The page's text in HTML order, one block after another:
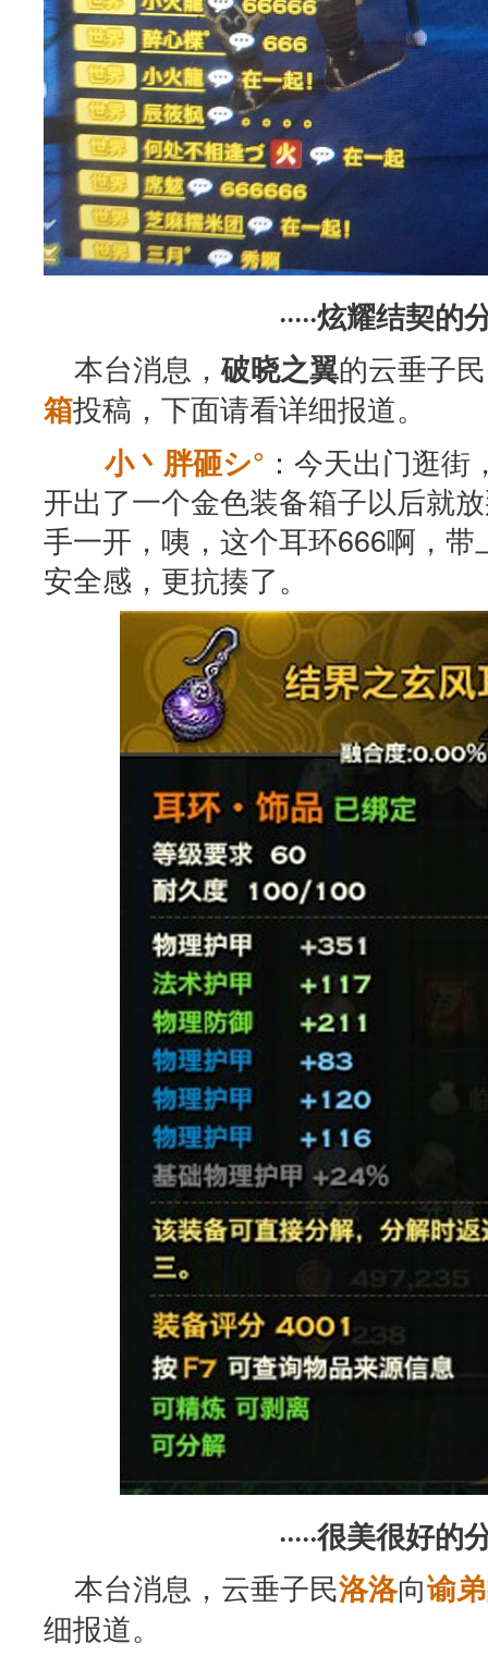
·····炫耀结契的
本台消息，破晓之翼的云垂子民
箱投稿，下面请看详细报道。
ゞ小丶胖砸シ° ：今天出门逛
开出了一个金色装备箱子以后就
手一开，咦，这个耳环666啊，
安全感，更抗揍了。
·····很美很好的
本台消息，云垂子民洛洛向谕
细报道。